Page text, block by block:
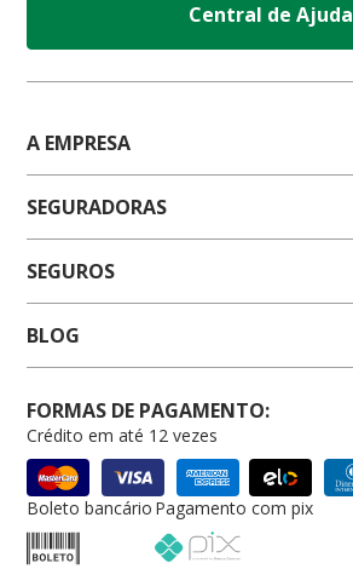
Central de Ajuda
A EMPRESA
SEGURADORAS
SEGUROS
BLOG
FORMAS DE PAGAMENTO:
Crédito em até 12 vezes
Boleto bancário Pagamento com pix